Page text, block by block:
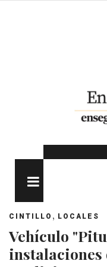
CINTILLO , LOCALES
Vehículo
instalaciones